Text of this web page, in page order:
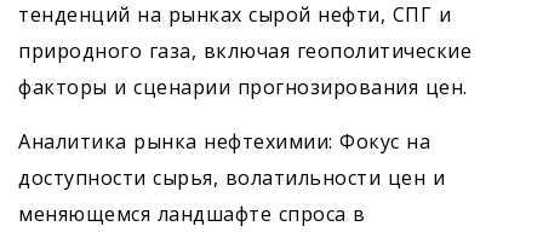
тенденций на рынках сырой нефти, СПГ и
природного газа, включая геополитические
факторы и сценарии прогнозирования цен.
Аналитика рынка нефтехимии: Фокус на
доступности сырья, волатильности цен и
меняющемся ландшафте спроса в